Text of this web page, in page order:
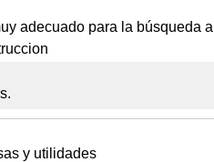
adecuado para la búsqueda
y utilidades